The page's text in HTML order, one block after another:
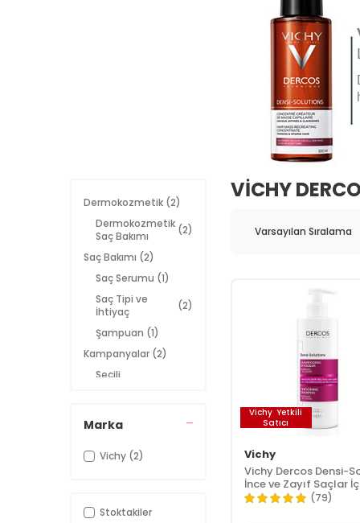
Dermokozmetik (2)
Dermokozmetik
Saç Bakımı
(2)
Saç Bakımı (2)
Saç Serumu (1)
Saç Tipi ve
İhtiyaç
(2)
Şampuan (1)
Kampanyalar (2)
Seçili
Kampanya
Ürünleri
Vichy Kampanya
Marka
Vichy (2)
Stoktakiler
VICHY
Vichy Yetkili
Satıcı
Vichy
Vichy Dercos Densi-
İnce ve Zayıf Saçlar
Şampuan 400 ml
(79)